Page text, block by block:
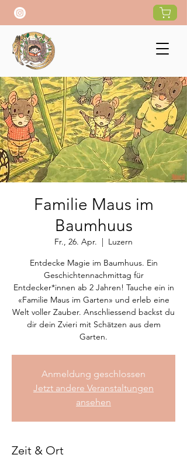
Familie Maus im
Baumhuus
Fr., 26. Apr.
  |
Luzern
Entdecke Magie im Baumhuus. Ein
Geschichtennachmittag für
Entdecker*innen ab 2 Jahren! Tauche ein in
«Familie Maus im Garten» und erleb eine
Welt voller Zauber. Anschliessend backst du
dir dein Zvieri mit Schätzen aus dem
Garten.
Anmeldung geschlossen
Jetzt andere Veranstaltungen
ansehen
Zeit & Ort